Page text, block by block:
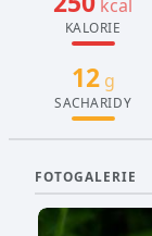
kcal
KALORIE
12g
SACHARIDY
FOTOGALERIE